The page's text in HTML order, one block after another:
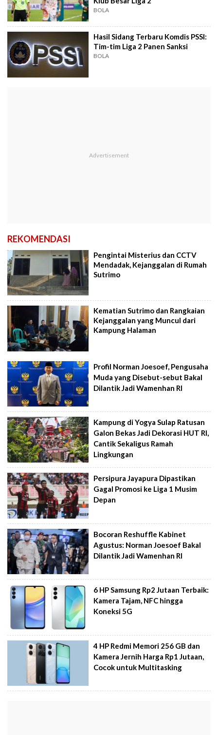
BOLA
Hasil Sidang Terbaru Komdis PSSI:
Tim-tim Liga 2 Panen Sanksi
BOLA
REKOMENDASI
Pengintai Misterius dan CCTV
Mendadak, Kejanggalan di Rumah
Sutrimo
Kematian Sutrimo dan Rangkaian
Kejanggalan yang Muncul dari
Kampung Halaman
Profil Norman Joesoef, Pengusaha
Muda yang Disebut-sebut Bakal
Dilantik Jadi Wamenhan RI
Kampung di Yogya Sulap Ratusan
Galon Bekas Jadi Dekorasi HUT RI,
Cantik Sekaligus Ramah
Lingkungan
Persipura Jayapura Dipastikan
Gagal Promosi ke Liga 1 Musim
Depan
Bocoran Reshuffle Kabinet
Agustus: Norman Joesoef Bakal
Dilantik Jadi Wamenhan RI
6 HP Samsung Rp2 Jutaan Terbaik:
Kamera Tajam, NFC hingga
Koneksi 5G
4 HP Redmi Memori 256 GB dan
Kamera Jernih Harga Rp1 Jutaan,
Cocok untuk Multitasking